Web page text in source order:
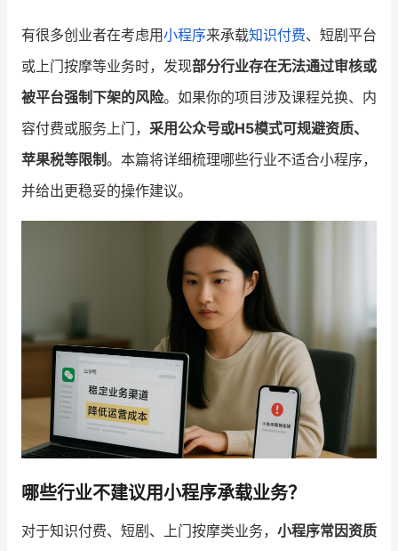
品牌消费观 行业报告
新零售资讯
培训课程
私域课程 新零售内参
有赞商盟
社群交流
合作共进
入驻有赞 认证代理商
认证服务商 设计服务商
有赞云 数据通服务
有很多创业者在考虑用小程序来承载知识付费、短剧平台
或上门按摩等业务时，发现部分行业存在无法通过审核或
被平台强制下架的风险。如果你的项目涉及课程兑换、内
容付费或服务上门， 采用公众号或H5模式可规避资质、
苹果税等限制。本篇将详细梳理哪些行业不适合小程序，
并给出更稳妥的操作建议。
哪些行业不建议用小程序承载业务？
对于知识付费、短剧、上门按摩类业务， 小程序常因资质